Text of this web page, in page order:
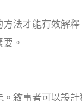
法才能有效解
。
敘事者可以設